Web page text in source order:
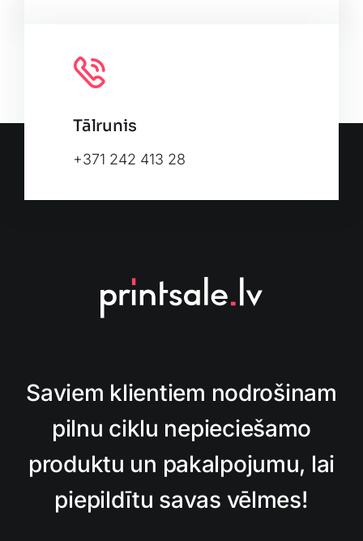
Tālrunis
+371 242 413 28
Saviem klientiem nodrošinam
pilnu ciklu nepieciešamo
produktu un pakalpojumu, lai
piepildītu savas vēlmes!